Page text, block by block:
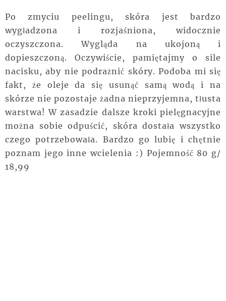
Po zmyciu peelingu, skóra jest bardzo
wygładzona i rozjaśniona, widocznie
oczyszczona. Wygląda na ukojoną i
dopieszczoną. Oczywiście, pamiętajmy o sile
nacisku, aby nie podrażnić skóry. Podoba mi się
fakt, że oleje da się usunąć samą wodą i na
skórze nie pozostaje żadna nieprzyjemna, tłusta
warstwa! W zasadzie dalsze kroki pielęgnacyjne
można sobie odpuścić, skóra dostała wszystko
czego potrzebowała. Bardzo go lubię i chętnie
poznam jego inne wcielenia :) Pojemność 80 g/
18,99